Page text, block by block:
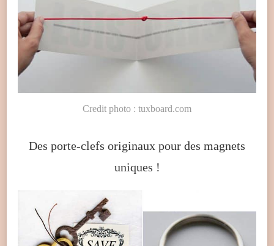
Credit photo : tuxboard.com
Des porte-clefs originaux pour des magnets
uniques !